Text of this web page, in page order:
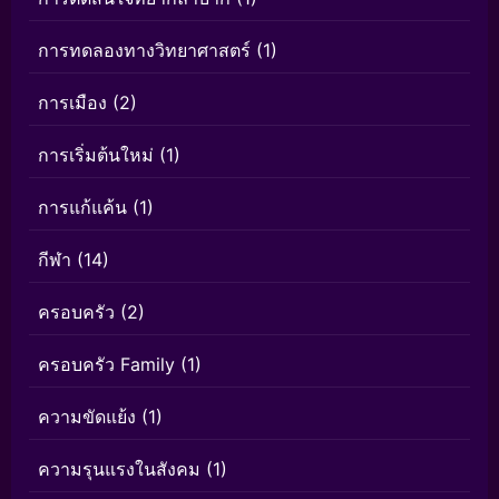
การทดลองทางวิทยาศาสตร์ (1)
การเมือง (2)
การเริ่มต้นใหม่ (1)
การแก้แค้น (1)
กีฬา (14)
ครอบครัว (2)
ครอบครัว Family (1)
ความขัดแย้ง (1)
ความรุนแรงในสังคม (1)